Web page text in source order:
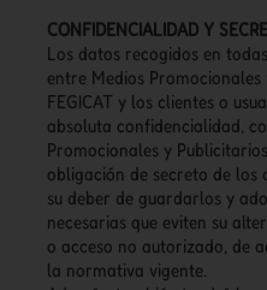
CONFIDENCIALIDAD Y
Los datos recogidos en
entre Medios Promocionales
FEGICAT y los clientes o
absoluta confidencialidad,
Promocionales y
obligación de secreto de
su deber de guardarlos y
necesarias que eviten su
o acceso no autorizado, de
la normativa vigente.